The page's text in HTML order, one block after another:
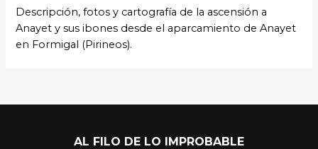
Descripción, fotos y cartografía de la ascensión a
Anayet y sus ibones desde el aparcamiento de Anayet
en Formigal (Pirineos).
AL FILO DE LO IMPROBABLE